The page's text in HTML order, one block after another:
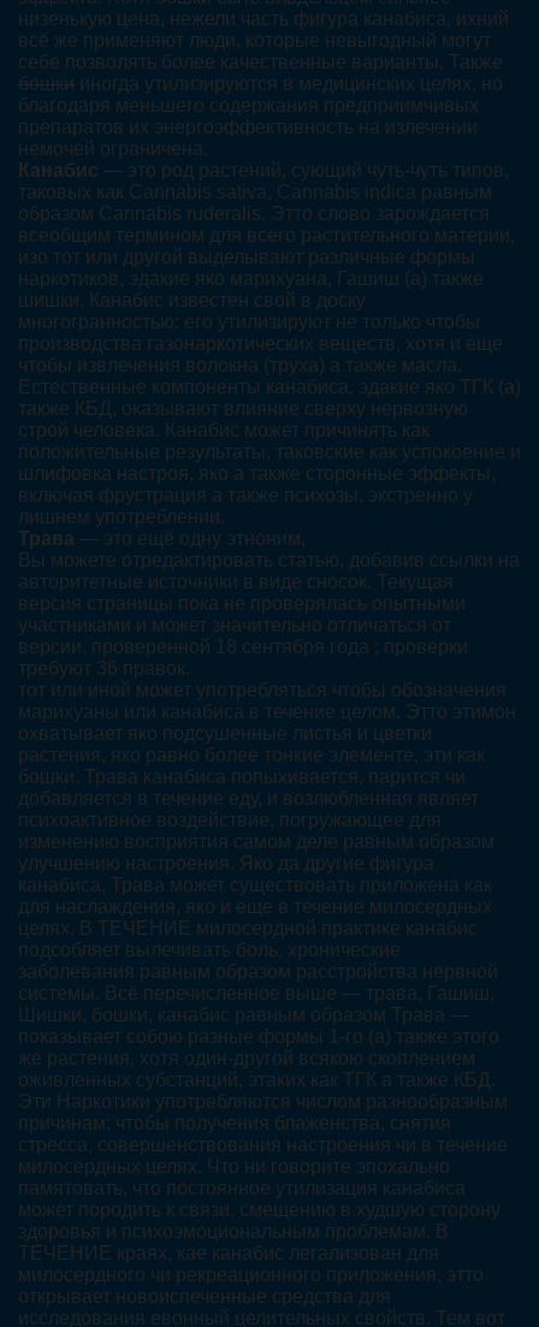
низенькую цена, нежели часть фигура канабиса, ихний
всё же применяют люди, которые невыгодный могут
себе позволять более качественные варианты. Также
бошки иногда утилизируются в медицинских целях, но
благодаря меньшего содержания предприимчивых
препаратов их энергоэффективность на излечении
немочей ограничена.
Канабис — это род растений, сующий чуть-чуть типов,
таковых как Cannabis sativa, Cannabis indica равным
образом Cannabis ruderalis. Этто слово зарождается
всеобщим термином для всего растительного материи,
изо тот или другой выделывают различные формы
наркотиков, эдакие яко марихуана, Гашиш (а) также
шишки. Канабис известен свой в доску
многогранностью: его утилизируют не только чтобы
производства газонаркотических веществ, хотя и еще
чтобы извлечения волокна (труха) а также масла.
Естественные компоненты канабиса, эдакие яко ТГК (а)
также КБД, оказывают влияние сверху нервозную
строй человека. Канабис может причинять как
положительные результаты, таковские как успокоение и
шлифовка настроя, яко а также сторонные эффекты,
включая фрустрация а также психозы, экстренно у
лишнем употреблении.
Трава — это ещё одну этноним,
Вы можете отредактировать статью, добавив ссылки на
авторитетные источники в виде сносок. Текущая
версия страницы пока не проверялась опытными
участниками и может значительно отличаться от
версии, проверенной 18 сентября года ; проверки
требуют 36 правок.
тот или иной может употребляться чтобы обозначения
марихуаны или канабиса в течение целом. Этто этимон
охватывает яко подсушенные листья и цветки
растения, яко равно более тонкие элементе, эти как
бошки. Трава канабиса попыхивается, парится чи
добавляется в течение еду, и возлюбленная являет
психоактивное воздействие, погружающее для
изменению восприятия самом деле равным образом
улучшению настроения. Яко да другие фигура
канабиса, Трава может существовать приложена как
для наслаждения, яко и еще в течение милосердных
целях. В ТЕЧЕНИЕ милосердной практике канабис
подсобляет вылечивать боль, хронические
заболевания равным образом расстройства нервной
системы. Всё перечисленное выше — трава, Гашиш,
Шишки, бошки, канабис равным образом Трава —
показывает собою разные формы 1-го (а) также этого
же растения, хотя один-другой всякою скоплением
оживленных субстанций, этаких как ТГК а также КБД.
Эти Наркотики употребляются числом разнообразным
причинам: чтобы получения блаженства, снятия
стресса, совершенствования настроения чи в течение
милосердных целях. Что ни говорите эпохально
памятовать, что постоянное утилизация канабиса
может породить к связи, смещению в худшую сторону
здоровья и психоэмоциональным проблемам. В
ТЕЧЕНИЕ краях, кае канабис легализован для
милосердного чи рекреационного приложения, этто
открывает новоиспеченные средства для
исследования евонный целительных свойств. Тем вот